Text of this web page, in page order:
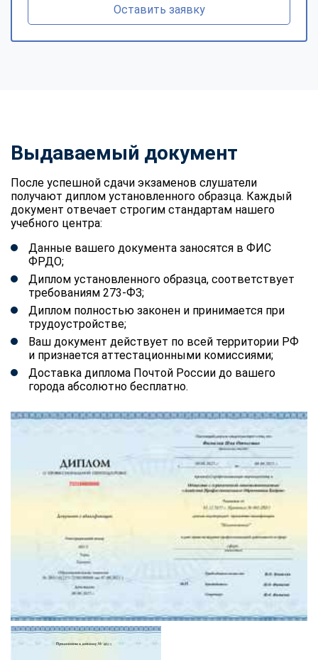
Оставить заявку
Выдаваемый документ
После успешной сдачи экзаменов слушатели
получают диплом установленного образца. Каждый
документ отвечает строгим стандартам нашего
учебного центра:
Данные вашего документа заносятся в ФИС
ФРДО;
Диплом установленного образца, соответствует
требованиям 273-ФЗ;
Диплом полностью законен и принимается при
трудоустройстве;
Ваш документ действует по всей территории РФ
и признается аттестационными комиссиями;
Доставка диплома Почтой России до вашего
города абсолютно бесплатно.